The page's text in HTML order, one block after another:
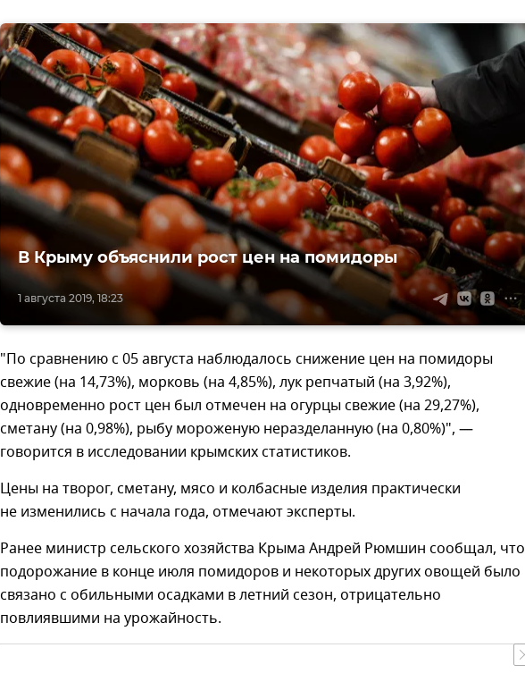
1 августа 2019, 18:23
В Крыму объяснили рост цен на помидоры
"По сравнению с 05 августа наблюдалось снижение цен на помидоры
свежие (на 14,73%), морковь (на 4,85%), лук репчатый (на 3,92%),
одновременно рост цен был отмечен на огурцы свежие (на 29,27%),
сметану (на 0,98%), рыбу мороженую неразделанную (на 0,80%)", —
говорится в исследовании крымских статистиков.
Цены на творог, сметану, мясо и колбасные изделия практически
не изменились с начала года, отмечают эксперты.
Ранее министр сельского хозяйства Крыма Андрей Рюмшин сообщал, что
подорожание в конце июля помидоров и некоторых других овощей было
связано с обильными осадками в летний сезон, отрицательно
повлиявшими на урожайность.